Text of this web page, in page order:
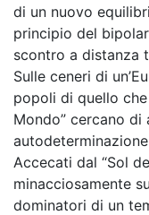
di un nuovo
principio del
scontro a distanza
Sulle ceneri di
popoli di quello
Mondo” cercano
Accecati dal “Sol
minacciosamente
dominatori di un